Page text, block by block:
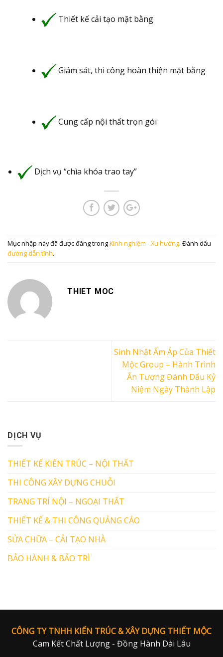
Thiết kế cải tạo mặt bằng
Giám sát, thi công hoàn thiện mặt bằng
Cung cấp nội thất trọn gói
Dịch vụ “chìa khóa trao tay”
Mục nhập này đã được đăng trongKinh nghiệm - Xu hướng. Đánh dấu
đường dẫn tĩnh.
THIET MOC
Sinh Nhật Ấm Áp Của Thiết
Mộc Group – Hành Trình
Ấn Tượng Đánh Dấu Kỷ
Niệm Ngày Thành Lập
DỊCH VỤ
THIẾT KẾ KIẾN TRÚC – NỘI THẤT
THI CÔNG XÂY DỰNG CHUỖI
TRANG TRÍ NỘI – NGOẠI THẤT
THIẾT KẾ & THI CÔNG QUẢNG CÁO
SỬA CHỮA – CẢI TẠO NHÀ
BẢO HÀNH & BẢO TRÌ
CÔNG TY TNHH KIẾN TRÚC & XÂY DỰNG THIẾT MỘC
Cam Kết Chất Lượng - Đồng Hành Dài Lâu